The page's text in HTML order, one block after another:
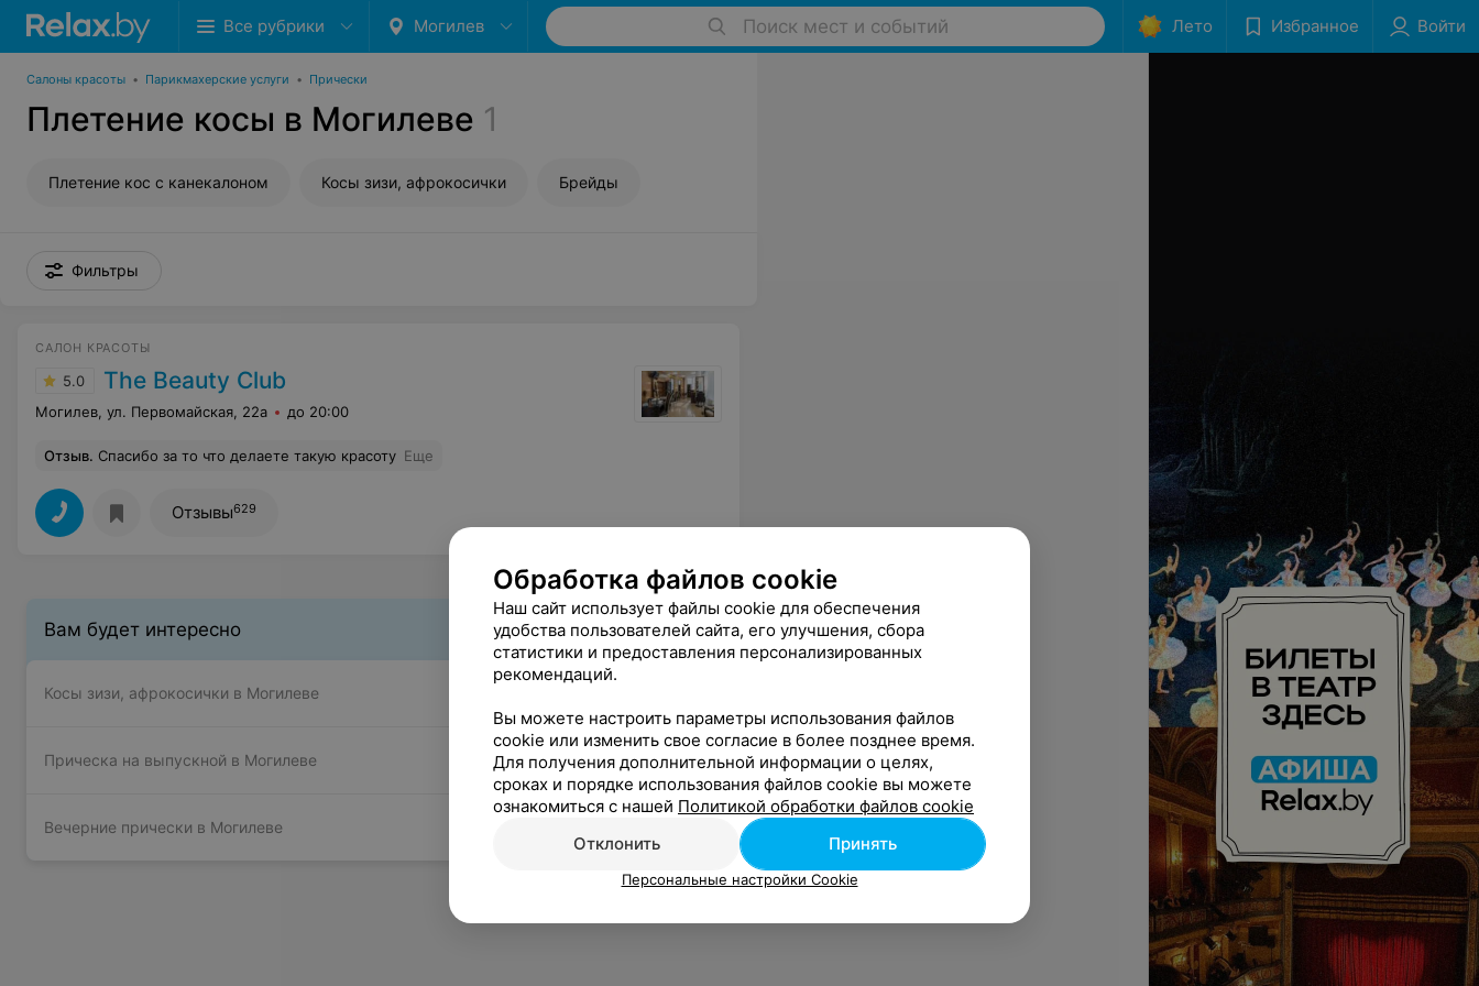
Все рубрики Могилев Поиск мест и событий Лето Избранное Войти
Салоны красоты • Парикмахерские услуги • Прически
Плетение косы в Могилеве 1
Плетение кос с канекалоном Косы зизи, афрокосички Брейды
Фильтры
САЛОН КРАСОТЫ
5.0 The Beauty Club
Могилев, ул. Первомайская, 22а до 20:00
Отзыв. Спасибо за то что делаете такую красоту Еще
Отзывы629
Вам будет интересно
Косы зизи, афрокосички в Могилеве
Прическа на выпускной в Могилеве
Вечерние прически в Могилеве
Обработка файлов cookie
Наш сайт использует файлы cookie для обеспечения
удобства пользователей сайта, его улучшения, сбора
статистики и предоставления персонализированных
рекомендаций.
Вы можете настроить параметры использования файлов
cookie или изменить свое согласие в более позднее время.
Для получения дополнительной информации о целях,
сроках и порядке использования файлов cookie вы можете
ознакомиться с нашей Политикой обработки файлов cookie
Отклонить
Принять
Персональные настройки Cookie